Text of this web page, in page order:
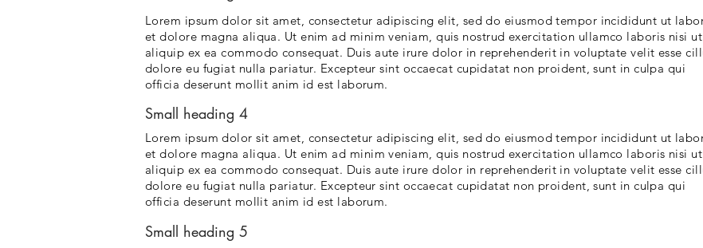
Lorem ipsum dolor sit amet, consectetur adipiscing elit, sed do eiusmod tempor incididunt ut
et dolore magna aliqua. Ut enim ad minim veniam, quis nostrud exercitation ullamco laboris nisi ut
aliquip ex ea commodo consequat. Duis aute irure dolor in reprehenderit in voluptate velit esse
dolore eu fugiat nulla pariatur. Excepteur sint occaecat cupidatat non proident, sunt in culpa qui
officia deserunt mollit anim id est laborum.
Small heading 4
Lorem ipsum dolor sit amet, consectetur adipiscing elit, sed do eiusmod tempor incididunt ut
et dolore magna aliqua. Ut enim ad minim veniam, quis nostrud exercitation ullamco laboris nisi ut
aliquip ex ea commodo consequat. Duis aute irure dolor in reprehenderit in voluptate velit esse
dolore eu fugiat nulla pariatur. Excepteur sint occaecat cupidatat non proident, sunt in culpa qui
officia deserunt mollit anim id est laborum.
Small heading 5